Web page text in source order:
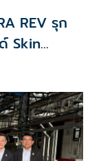
REV รุก
Skin